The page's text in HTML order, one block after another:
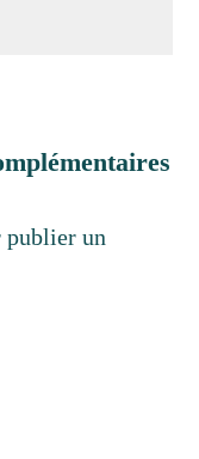
publier un